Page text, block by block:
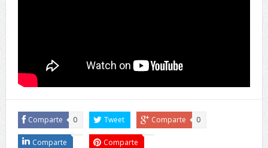
Comparte 0 Tweet Comparte 0
Comparte Comparte